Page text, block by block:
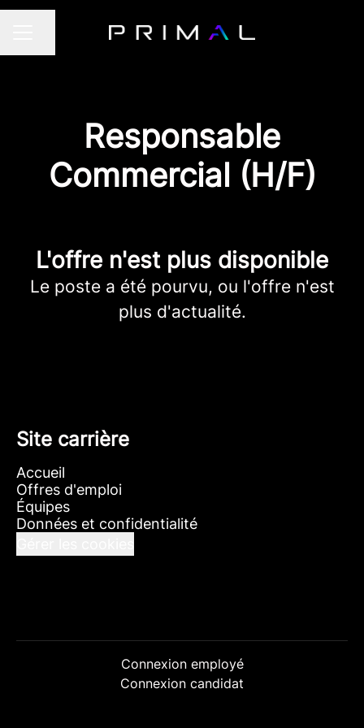
MENU CARRIÈRE
Partager la page
Responsable
Commercial (H/F)
L'offre n'est plus disponible
Le poste a été pourvu, ou l'offre n'est
plus d'actualité.
Site carrière
Accueil
Offres d'emploi
Équipes
Données et confidentialité
Connexion employé
Connexion candidat